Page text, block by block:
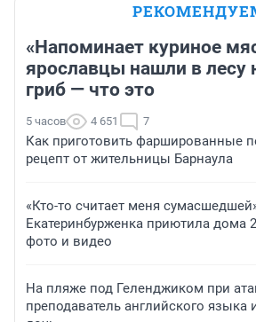
«Напоминает куриное
ярославцы нашли в лесу
гриб — что это
5 часов 4 651 7
Как приготовить фаршированные
рецепт от жительницы Барнаула
«Кто-то считает меня
Екатеринбурженка приютила дома
фото и видео
На пляже под Геленджиком при
преподаватель английского языка